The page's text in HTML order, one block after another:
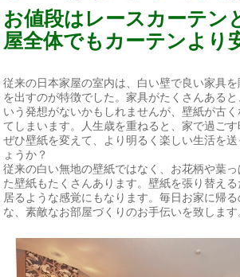
お値段はレースカーテン
屋全体でもカーテンより
従来の日本家屋の室内は、白い壁で良い家具
を出すのが特徴でした。家具がたくさんある
いう発想がないかもしれませんが、壁紙が古
てしまいます。人生歳を重ねると、家で過ごす
ぜひ壁紙を変えて、より明るく楽しい生活を
ょうか？
従来の白い無地の壁紙ではなく、お花柄や葉
た壁紙もたくさんあります。壁紙を張り替え
居るような感覚にもなります。毎日お家に帰
な、素敵なお部屋づくりのお手伝いを致します